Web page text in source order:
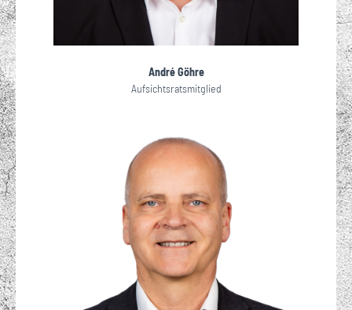
André Göhre
Aufsichtsratsmitglied